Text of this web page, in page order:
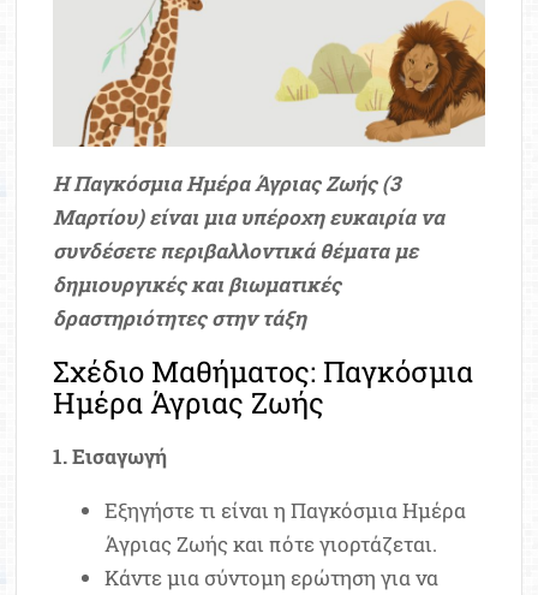
Η Παγκόσμια Ημέρα Άγριας Ζωής (3
Μαρτίου) είναι μια υπέροχη ευκαιρία να
συνδέσετε περιβαλλοντικά θέματα με
δημιουργικές και βιωματικές
δραστηριότητες στην τάξη
Σχέδιο Μαθήματος: Παγκόσμια
Ημέρα Άγριας Ζωής
1. Εισαγωγή
Εξηγήστε τι είναι η Παγκόσμια Ημέρα
Άγριας Ζωής και πότε γιορτάζεται.
Κάντε μια σύντομη ερώτηση για να